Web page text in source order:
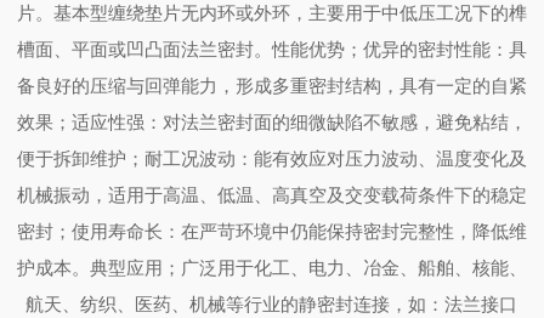
片。基本型缠绕垫片无内环或外环，主要用于中低压工况下的榫
槽面、平面或凹凸面法兰密封。性能优势；优异的密封性能：具
备良好的压缩与回弹能力，形成多重密封结构，具有一定的自紧
效果；适应性强：对法兰密封面的细微缺陷不敏感，避免粘结，
便于拆卸维护；耐工况波动：能有效应对压力波动、温度变化及
机械振动，适用于高温、低温、高真空及交变载荷条件下的稳定
密封；使用寿命长：在严苛环境中仍能保持密封完整性，降低维
护成本。典型应用；广泛用于化工、电力、冶金、船舶、核能、
航天、纺织、医药、机械等行业的静密封连接，如：法兰接口